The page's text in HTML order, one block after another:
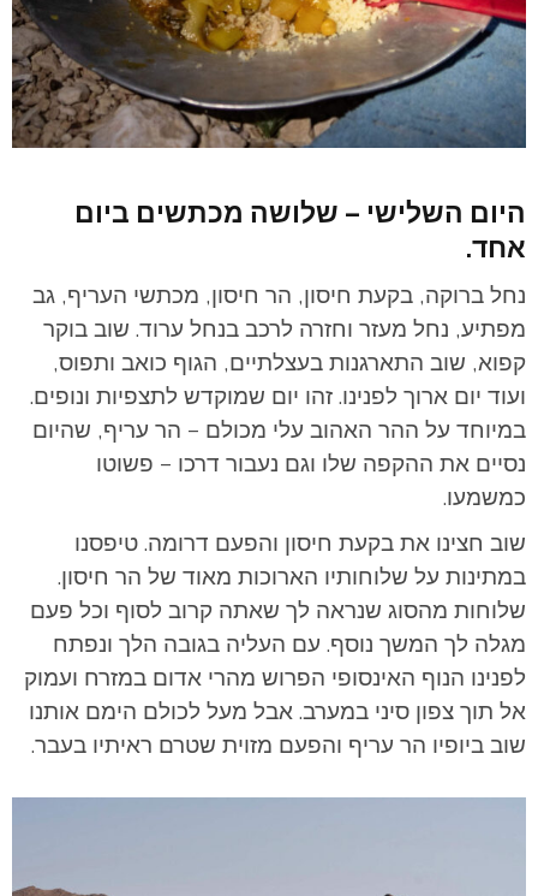
היום השלישי – שלושה מכתשים ביום
אחד.
נחל ברוקה, בקעת חיסון, הר חיסון, מכתשי העריף, גב
מפתיע, נחל מעזר וחזרה לרכב בנחל ערוד. שוב בוקר
קפוא, שוב התארגנות בעצלתיים, הגוף כואב ותפוס,
ועוד יום ארוך לפנינו. זהו יום שמוקדש לתצפיות ונופים.
במיוחד על ההר האהוב עלי מכולם – הר עריף, שהיום
נסיים את ההקפה שלו וגם נעבור דרכו – פשוטו
כמשמעו.
שוב חצינו את בקעת חיסון והפעם דרומה. טיפסנו
במתינות על שלוחותיו הארוכות מאוד של הר חיסון.
שלוחות מהסוג שנראה לך שאתה קרוב לסוף וכל פעם
מגלה לך המשך נוסף. עם העליה בגובה הלך ונפתח
לפנינו הנוף האינסופי הפרוש מהרי אדום במזרח ועמוק
אל תוך צפון סיני במערב. אבל מעל לכולם הימם אותנו
שוב ביופיו הר עריף והפעם מזוית שטרם ראיתיו בעבר.